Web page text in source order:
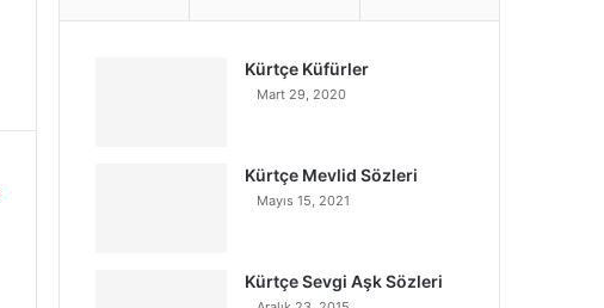
Kürtçe Küfürler
Mart 29, 2020
Kürtçe Mevlid Sözleri
Mayıs 15, 2021
Kürtçe Sevgi Aşk Sözleri